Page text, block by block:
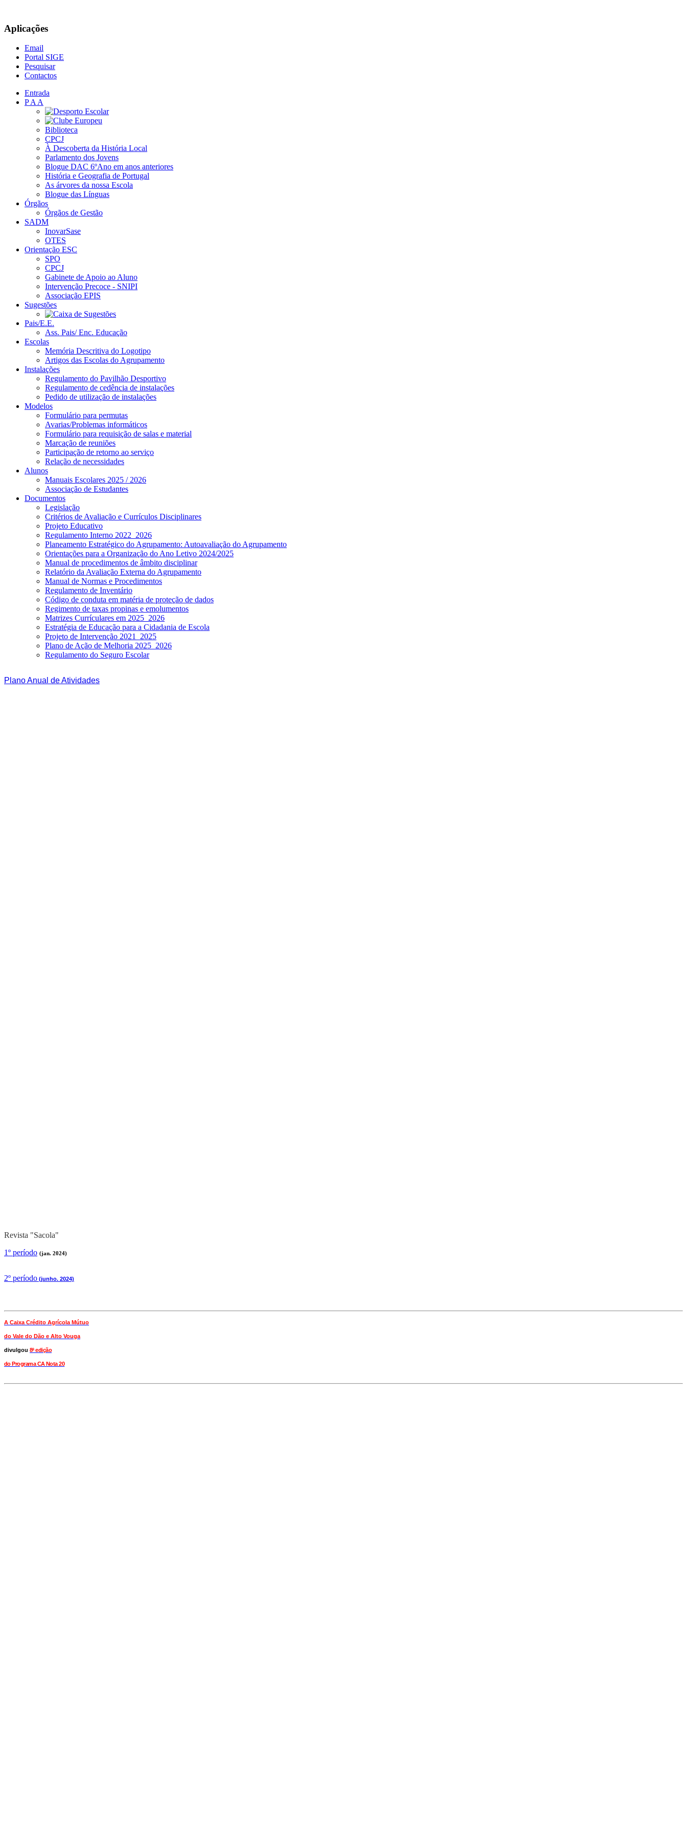
Aplicações
Email
Portal SIGE
Pesquisar
Contactos
Entrada
P A A
Biblioteca
CPCJ
À Descoberta da História Local
Parlamento dos Jovens
Blogue DAC 6ºAno em anos anteriores
História e Geografia de Portugal
As árvores da nossa Escola
Blogue das Línguas
Órgãos
Órgãos de Gestão
SADM
InovarSase
OTES
Orientação ESC
SPO
CPCJ
Gabinete de Apoio ao Aluno
Intervenção Precoce - SNIPI
Associação EPIS
Sugestões
Pais/E.E.
Ass. Pais/ Enc. Educação
Escolas
Memória Descritiva do Logotipo
Artigos das Escolas do Agrupamento
Instalações
Regulamento do Pavilhão Desportivo
Regulamento de cedência de instalações
Pedido de utilização de instalações
Modelos
Formulário para permutas
Avarias/Problemas informáticos
Formulário para requisição de salas e material
Marcação de reuniões
Participação de retorno ao serviço
Relação de necessidades
Alunos
Manuais Escolares 2025 / 2026
Associação de Estudantes
Documentos
Legislação
Critérios de Avaliação e Currículos Disciplinares
Projeto Educativo
Regulamento Interno 2022_2026
Planeamento Estratégico do Agrupamento: Autoavaliação do Agrupamento
Orientações para a Organização do Ano Letivo 2024/2025
Manual de procedimentos de âmbito disciplinar
Relatório da Avaliação Externa do Agrupamento
Manual de Normas e Procedimentos
Regulamento de Inventário
Código de conduta em matéria de proteção de dados
Regimento de taxas propinas e emolumentos
Matrizes Currículares em 2025_2026
Estratégia de Educação para a Cidadania de Escola
Projeto de Intervenção 2021_2025
Plano de Ação de Melhoria 2025_2026
Regulamento do Seguro Escolar
Plano Anual de Atividades
Revista "Sacola"
1º período (jan. 2024)
2º período (junho. 2024)
A Caixa Crédito Agrícola Mútuo
do Vale do Dão e Alto Vouga
divulgou 8ª edição
do Programa CA Nota 20